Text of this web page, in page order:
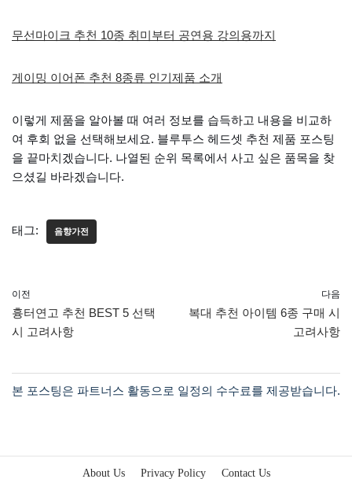
무선마이크 추천 10종 취미부터 공연용 강의용까지
게이밍 이어폰 추천 8종류 인기제품 소개
이렇게 제품을 알아볼 때 여러 정보를 습득하고 내용을 비교하
여 후회 없을 선택해보세요. 블루투스 헤드셋 추천 제품 포스팅
을 끝마치겠습니다. 나열된 순위 목록에서 사고 싶은 품목을 찾
으셨길 바라겠습니다.
태그: 음향가전
이전
흉터연고 추천 BEST 5 선택
시 고려사항
다음
복대 추천 아이템 6종 구매 시
고려사항
About Us Privacy Policy Contact Us